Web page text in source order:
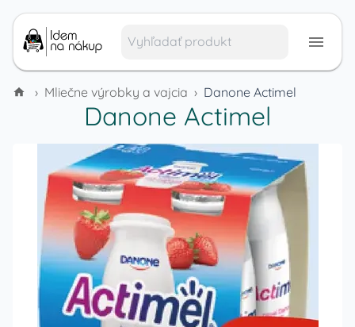
› Mliečne výrobky a vajcia › Danone Actimel
Danone Actimel